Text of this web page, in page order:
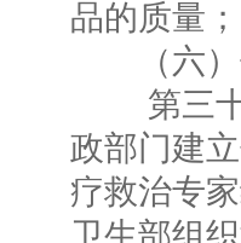
品的质量；
（六）
第三十
政部门建
疗救治专
卫生部组